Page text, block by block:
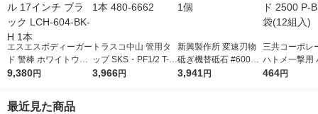
エスエスボディーガー
ド 警棒 ホワイトウル
フ スチール 17インチ
9,380円
トラスコ中山 管用タ
ップ SKS・PF1/2 T-K
N-PF1/2 1本 480-666
3,966円
新興製作所 変速刃物
砥ぎ機替砥石 #6000
STD-135F 1個
3,941円
三共コーポレ
ハトメ一撃用
玉ゴールド
464円
最近見た商品